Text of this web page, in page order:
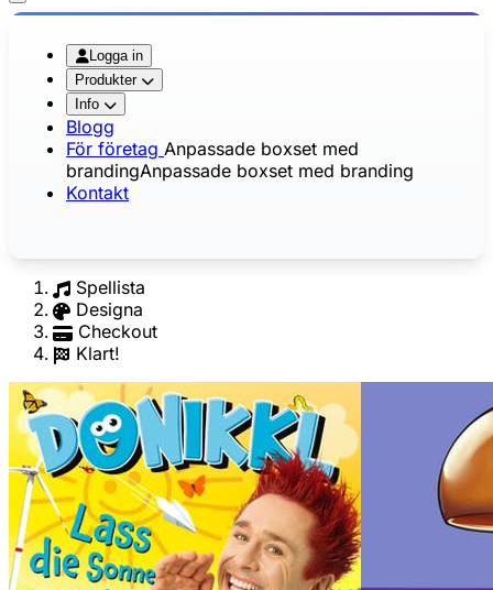
Logga in
Produkter
Info
Blogg
För företag Anpassade boxset med
brandingAnpassade boxset med branding
Kontakt
Spellista
Designa
Checkout
Klart!